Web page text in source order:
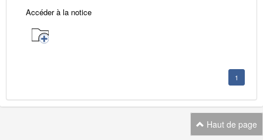
Accéder à la notice
1
Haut de page